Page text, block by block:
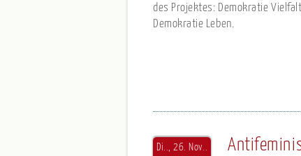
des Projektes: Demokratie
Demokratie Leben.
Di.., 26. Nov..